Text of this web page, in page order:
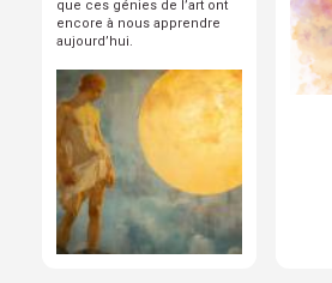
que ces génies de l’art ont
encore à nous apprendre
aujourd’hui.